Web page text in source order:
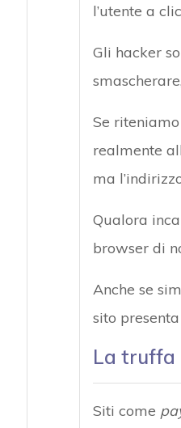
l’utente a
Gli hacker
Se
realmente
ma
Qualora
browser di
Anche se
sito
La truffa
Siti come